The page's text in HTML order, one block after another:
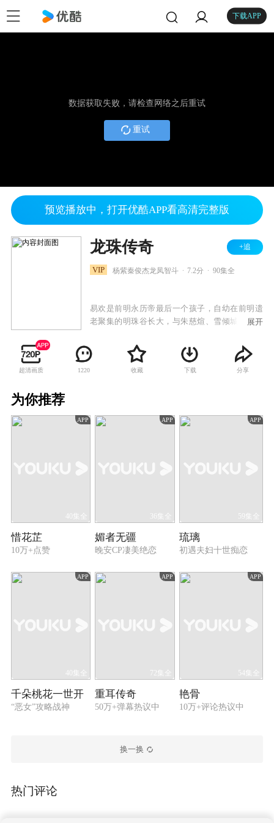
下载APP
数据获取失败，请检查网络之后重试
重试
预览播放中，打开优酷APP看高清完整版
龙珠传奇 +追
VIP 杨紫秦俊杰龙凤智斗 7.2分 90集全
易欢是前明永历帝最后一个孩子，自幼在前明遗
老聚集的明珠谷长大，与朱慈煊、雪倾城、叶默
大之后，易欢一行人离开明珠谷，在师父的授意
下设法接近康熙，试图寻找报家族仇恨的机会。
易欢与少年康熙从欢喜冤家到两心相许再到最后
情仇。康熙以仁德治国的理念终于打动了易欢，
展开
超清画质 1220 收藏 下载 分享
为你推荐
APP
40集全
惜花芷
10万+点赞
APP
36集全
媚者无疆
晚安CP凄美绝恋
APP
59集全
琉璃
初遇夫妇十世痴恋
APP
40集全
千朵桃花一世开
“恶女”攻略战神
APP
72集全
重耳传奇
50万+弹幕热议中
APP
54集全
艳骨
10万+评论热议中
换一换
热门评论